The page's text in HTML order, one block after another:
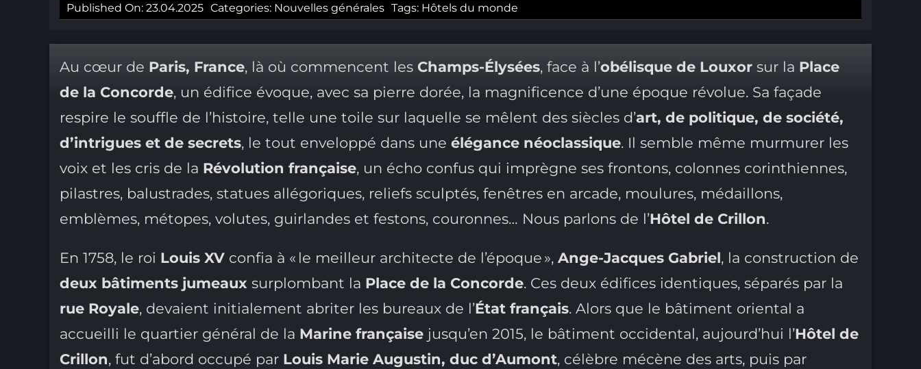
Published On: 23.04.2025 Categories: Nouvelles générales Tags: Hôtels du monde
Au cœur de Paris, France, là où commencent les Champs-Élysées, face à l’obélisque de Louxorsur la Place
de la Concorde, un édifice évoque, avec sa pierre dorée, la magnificence d’une époque révolue. Sa façade
respire le souffle de l’histoire, telle une toile sur laquelle se mêlent des siècles d’art, de politique, de société,
d’intrigues et de secrets, le tout enveloppé dans une élégance néoclassique. Il semble même murmurer les
voix et les cris de la Révolution française, un écho confus qui imprègne ses frontons, colonnes corinthiennes,
pilastres, balustrades, statues allégoriques, reliefs sculptés, fenêtres en arcade, moulures, médaillons,
emblèmes, métopes, volutes, guirlandes et festons, couronnes… Nous parlons de l’Hôtel de Crillon.
En 1758, le roi Louis XVconfia à « le meilleur architecte de l’époque », Ange-Jacques Gabriel, la construction de
deux bâtiments jumeaux surplombant la Place de la Concorde. Ces deux édifices identiques, séparés par la
rue Royale, devaient initialement abriter les bureaux de l’État français. Alors que le bâtiment oriental a
accueilli le quartier général de la Marine françaisejusqu’en 2015, le bâtiment occidental, aujourd’hui l’Hôtel de
Crillon, fut d’abord occupé par Louis Marie Augustin, duc d’Aumont, célèbre mécène des arts, puis par